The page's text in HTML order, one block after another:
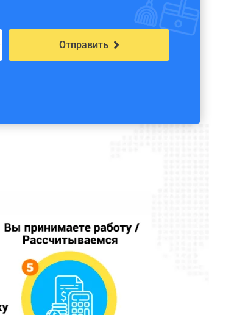
Отправить